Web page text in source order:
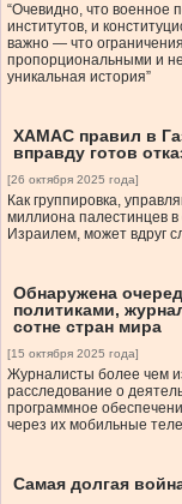
“Очевидно, что военное
институтов, и
важно — что
пропорциональными и
уникальная история”
ХАМАС правил в
вправду готов
[26 октября 2025 года]
Как группировка,
миллиона палестинцев
Израилем, может вдруг
Обнаружена
политиками,
сотне стран мира
[15 октября 2025 года]
Журналисты более чем
расследование о
программное
через их мобильные
Самая долгая